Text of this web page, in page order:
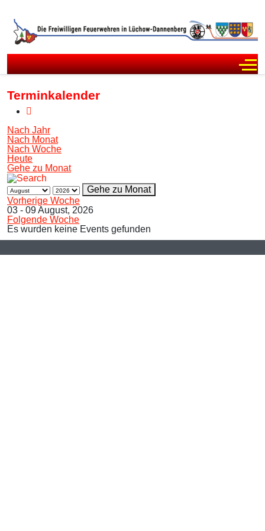
Terminkalender
Nach Jahr
Nach Monat
Nach Woche
Heute
Gehe zu Monat
Gehe zu Monat
Vorherige Woche
03 - 09 August, 2026
Folgende Woche
Es wurden keine Events gefunden